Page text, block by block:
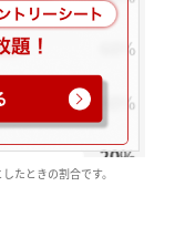
たときの割合です。